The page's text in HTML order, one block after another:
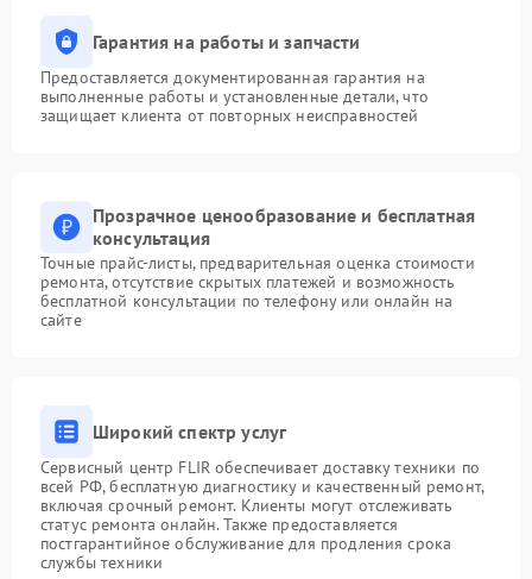
Гарантия на работы и запчасти
Предоставляется документированная гарантия на
выполненные работы и установленные детали, что
защищает клиента от повторных неисправностей
Прозрачное ценообразование и бесплатная
консультация
Точные прайс-листы, предварительная оценка стоимости
ремонта, отсутствие скрытых платежей и возможность
бесплатной консультации по телефону или онлайн на
сайте
Широкий спектр услуг
Сервисный центр FLIR обеспечивает доставку техники по
всей РФ, бесплатную диагностику и качественный ремонт,
включая срочный ремонт. Клиенты могут отслеживать
статус ремонта онлайн. Также предоставляется
постгарантийное обслуживание для продления срока
службы техники